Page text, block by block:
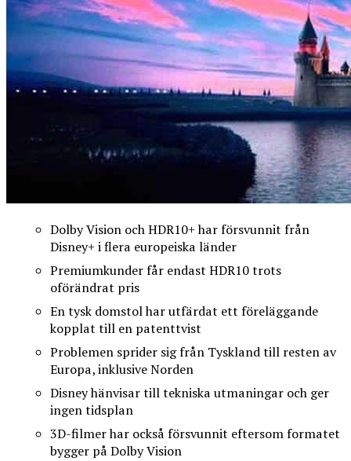
Dolby Vision och HDR10+ har försvunnit från
Disney+ i flera europeiska länder
Premiumkunder får endast HDR10 trots
oförändrat pris
En tysk domstol har utfärdat ett föreläggande
kopplat till en patenttvist
Problemen sprider sig från Tyskland till resten av
Europa, inklusive Norden
Disney hänvisar till tekniska utmaningar och ger
ingen tidsplan
3D-filmer har också försvunnit eftersom formatet
bygger på Dolby Vision